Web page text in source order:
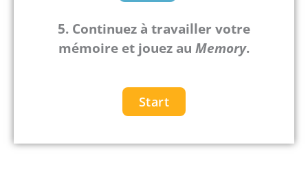
5. Continuez à travailler votre
mémoire et jouez au Memory.
Start